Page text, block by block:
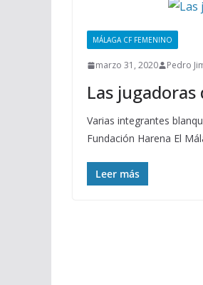
MÁLAGA CF FEMENINO
marzo 31, 2020 Pedro
Las
Varias integrantes
Fundación Harena El
Leer más